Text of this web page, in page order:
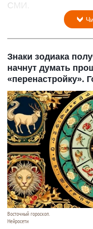
СМИ.
Знаки зодиака
начнут думать
«перенастройку».
Восточный гороскоп.
Нейросети